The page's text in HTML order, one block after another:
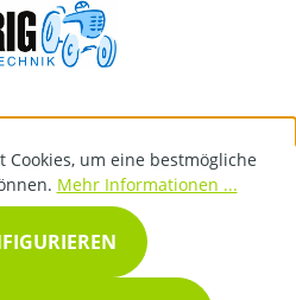
Cookies, um eine bestmögliche
Mehr Informationen ...